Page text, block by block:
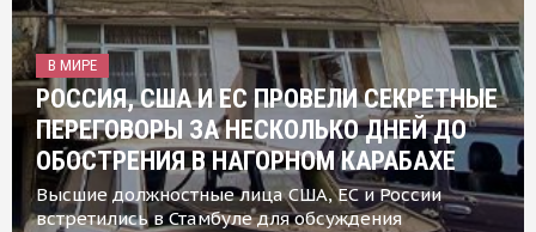
В МИРЕ
РОССИЯ, США И ЕС ПРОВЕЛИ СЕКРЕТНЫЕ
ПЕРЕГОВОРЫ ЗА НЕСКОЛЬКО ДНЕЙ ДО
ОБОСТРЕНИЯ В НАГОРНОМ КАРАБАХЕ
Высшие должностные лица США, ЕС и России
встретились в Стамбуле для обсуждения